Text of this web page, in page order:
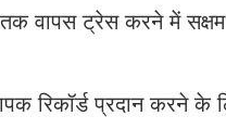
ट्रेस करने में सक्षम
रिकॉर्ड प्रदान करने